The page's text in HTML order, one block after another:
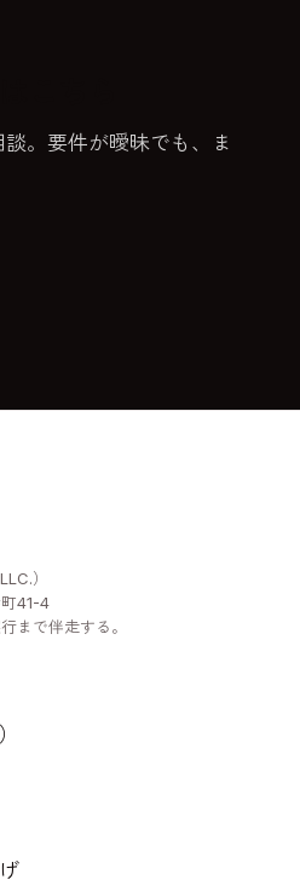
。要件が曖昧でも、ま
）
41-4
まで伴走する。